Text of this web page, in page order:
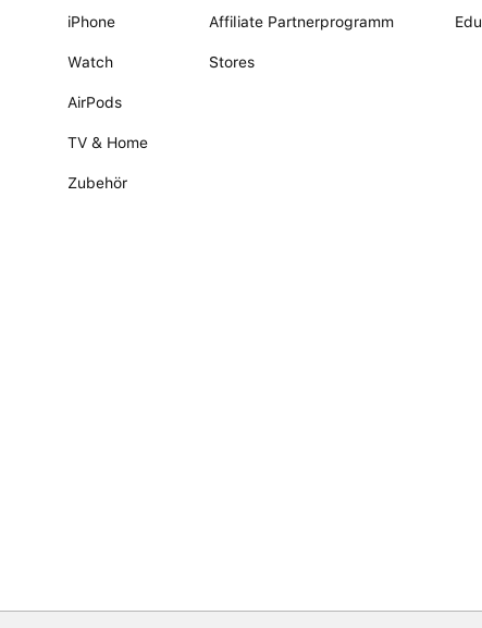
iPhone
Watch
AirPods
TV & Home
Zubehör
Affiliate Partnerprogramm
Stores